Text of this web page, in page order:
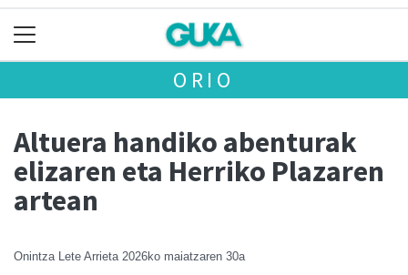
ORIO
Altuera handiko abenturak
elizaren eta Herriko Plazaren
artean
Onintza Lete Arrieta 2026ko maiatzaren 30a